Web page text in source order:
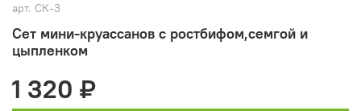
арт. СК-3
Сет мини-круассанов с ростбифом,семгой и
цыпленком
1 320 ₽